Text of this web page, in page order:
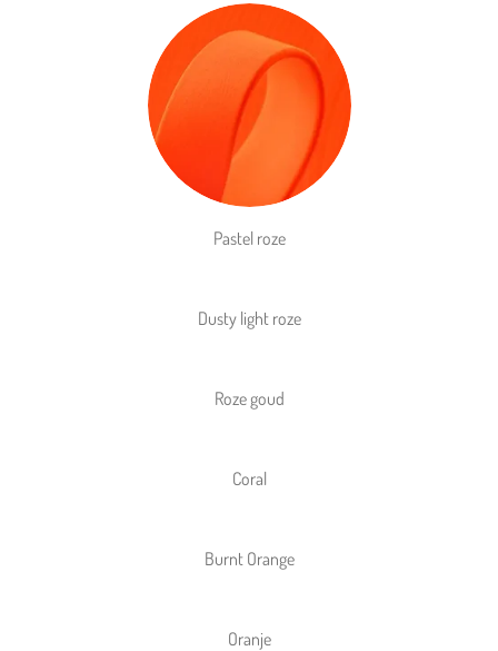
Pastel roze
Dusty light roze
Roze goud
Coral
Burnt Orange
Oranje